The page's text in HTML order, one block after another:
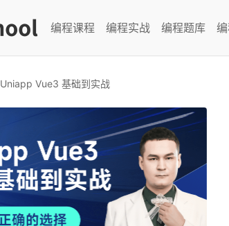
编程课程 编程实战 编程题库
Uniapp Vue3 基础到实战